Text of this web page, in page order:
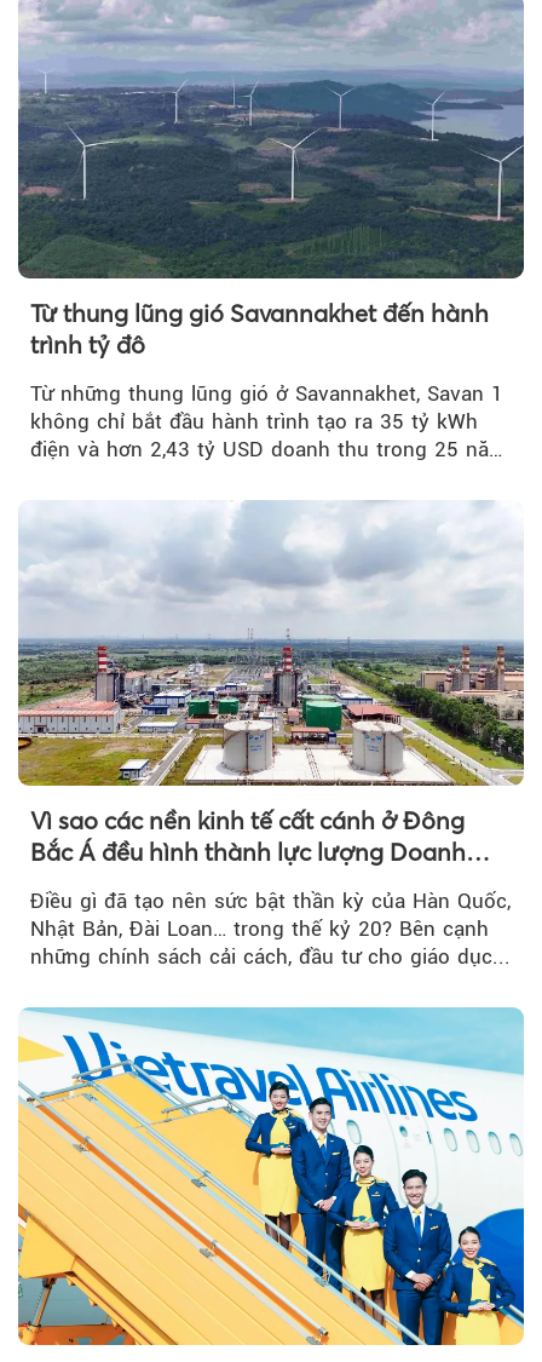
Từ thung lũng gió Savannakhet đến hành
trình tỷ đô
Từ những thung lũng gió ở Savannakhet, Savan 1
không chỉ bắt đầu hành trình tạo ra 35 tỷ kWh
điện và hơn 2,43 tỷ USD doanh thu trong 25 năm
Vì sao các nền kinh tế cất cánh ở Đông
Bắc Á đều hình thành lực lượng Doanh
Điều gì đã tạo nên sức bật thần kỳ của Hàn Quốc,
Nhật Bản, Đài Loan… trong thế kỷ 20? Bên cạnh
những chính sách cải cách, đầu tư cho giáo dục...